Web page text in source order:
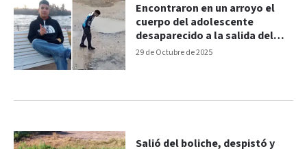
29 de Octubre de 2025
Encontraron en un arroyo el
cuerpo del adolescente
desaparecido a la salida del
boliche
Salió del boliche, despistó y